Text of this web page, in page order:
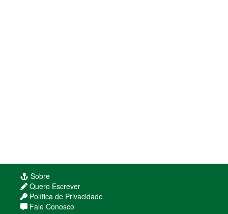
Sobre
Quero Escrever
Política de Privacidade
Fale Conosco